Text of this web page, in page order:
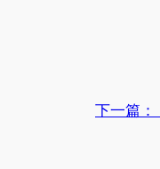
下一篇：